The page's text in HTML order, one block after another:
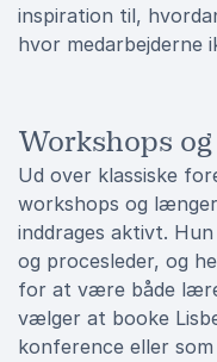
inspiration til,
hvor medarbejderne
Workshops
Ud over klassiske
workshops og
inddrages aktivt.
og procesleder, og
for at være både
vælger at booke
konference eller